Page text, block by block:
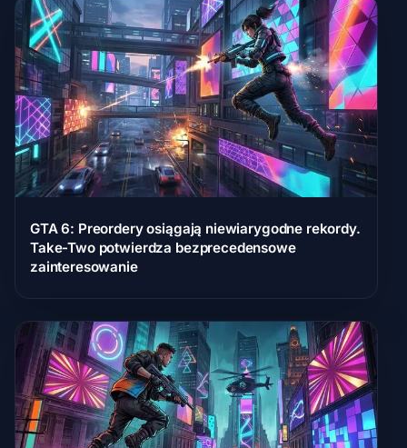
GTA 6: Preordery osiągają niewiarygodne rekordy.
Take-Two potwierdza bezprecedensowe
zainteresowanie